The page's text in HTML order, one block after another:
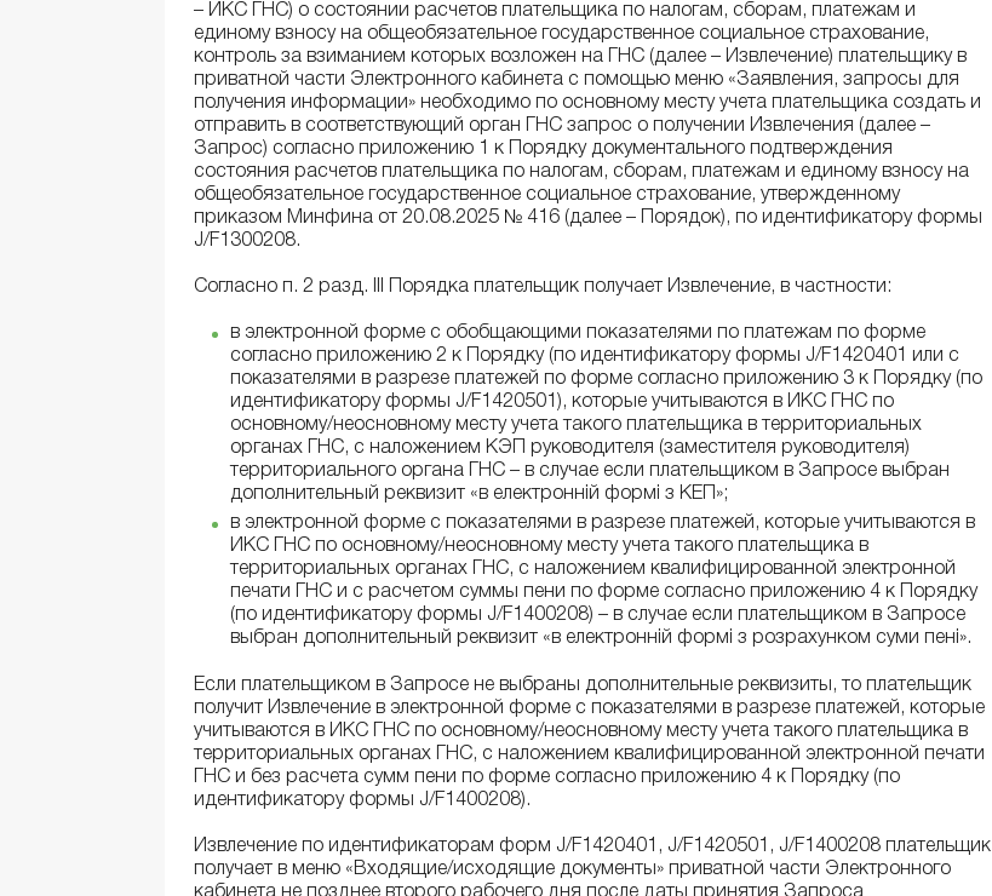
– ИКС ГНС) о состоянии расчетов плательщика по налогам, сборам, платежам и
единому взносу на общеобязательное государственное социальное страхование,
контроль за взиманием которых возложен на ГНС (далее – Извлечение) плательщику в
приватной части Электронного кабинета с помощью меню «Заявления, запросы для
получения информации» необходимо по основному месту учета плательщика создать и
отправить в соответствующий орган ГНС запрос о получении Извлечения (далее –
Запрос) согласно приложению 1 к Порядку документального подтверждения
состояния расчетов плательщика по налогам, сборам, платежам и единому взносу на
общеобязательное государственное социальное страхование, утвержденному
приказом Минфина от 20.08.2025 № 416 (далее – Порядок), по идентификатору формы
J/F1300208.
Согласно п. 2 разд. ІІІ Порядка плательщик получает Извлечение, в частности:
в электронной форме с обобщающими показателями по платежам по форме
согласно приложению 2 к Порядку (по идентификатору формы J/F1420401 или с
показателями в разрезе платежей по форме согласно приложению 3 к Порядку (по
идентификатору формы J/F1420501), которые учитываются в ИКС ГНС по
основному/неосновному месту учета такого плательщика в территориальных
органах ГНС, с наложением КЭП руководителя (заместителя руководителя)
территориального органа ГНС – в случае если плательщиком в Запросе выбран
дополнительный реквизит «в електронній формі з КЕП»;
в электронной форме с показателями в разрезе платежей, которые учитываются в
ИКС ГНС по основному/неосновному месту учета такого плательщика в
территориальных органах ГНС, с наложением квалифицированной электронной
печати ГНС и с расчетом суммы пени по форме согласно приложению 4 к Порядку
(по идентификатору формы J/F1400208) – в случае если плательщиком в Запросе
выбран дополнительный реквизит «в електронній формі з розрахунком суми пені».
Если плательщиком в Запросе не выбраны дополнительные реквизиты, то плательщик
получит Извлечение в электронной форме с показателями в разрезе платежей, которые
учитываются в ИКС ГНС по основному/неосновному месту учета такого плательщика в
территориальных органах ГНС, с наложением квалифицированной электронной печати
ГНС и без расчета сумм пени по форме согласно приложению 4 к Порядку (по
идентификатору формы J/F1400208).
Извлечение по идентификаторам форм J/F1420401, J/F1420501, J/F1400208 плательщик
получает в меню «Входящие/исходящие документы» приватной части Электронного
кабинета не позднее второго рабочего дня после даты принятия Запроса